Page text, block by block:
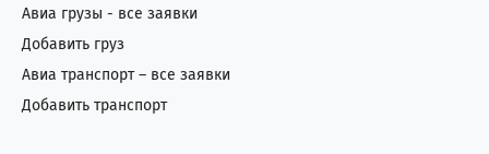
Авиа грузы - все заявки
Добавить груз
Авиа транспорт – все заявки
Добавить транспорт